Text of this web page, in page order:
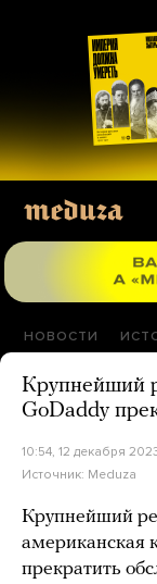
материалам
НОВОСТИ
Крупнейший
GoDaddy
10:54, 12 декабря
Источник: Meduza
Крупнейший
американская
прекратить